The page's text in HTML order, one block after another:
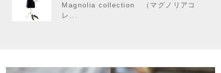
Magnolia collection （マグノリアコ
レ...